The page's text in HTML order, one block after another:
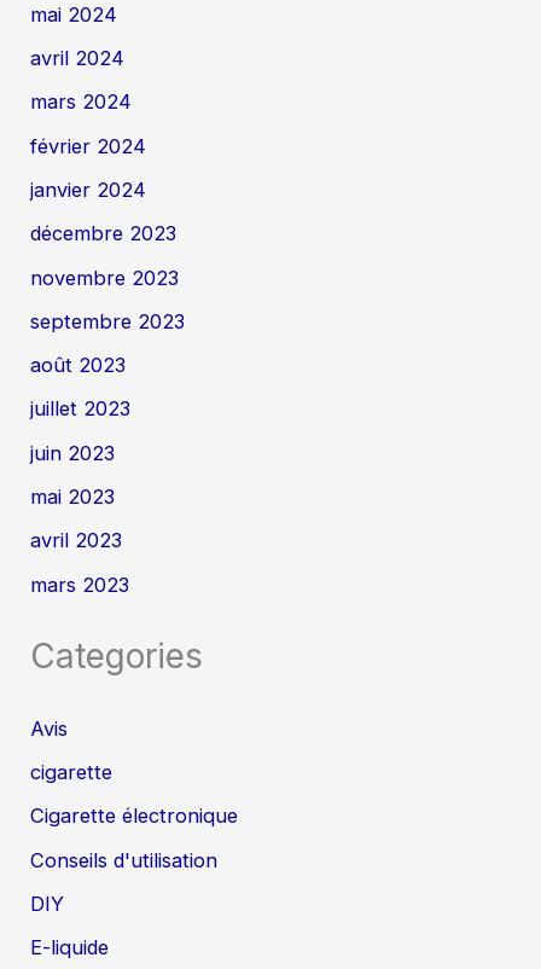
mai 2024
avril 2024
mars 2024
février 2024
janvier 2024
décembre 2023
novembre 2023
septembre 2023
août 2023
juillet 2023
juin 2023
mai 2023
avril 2023
mars 2023
Categories
Avis
cigarette
Cigarette électronique
Conseils d'utilisation
DIY
E-liquide